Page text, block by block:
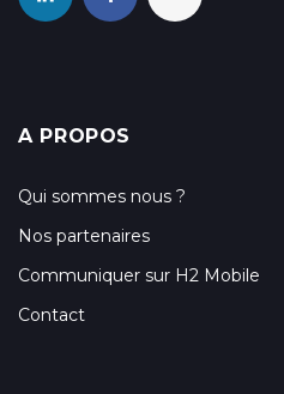
A PROPOS
Qui sommes nous ?
Nos partenaires
Communiquer sur H2 Mobile
Contact